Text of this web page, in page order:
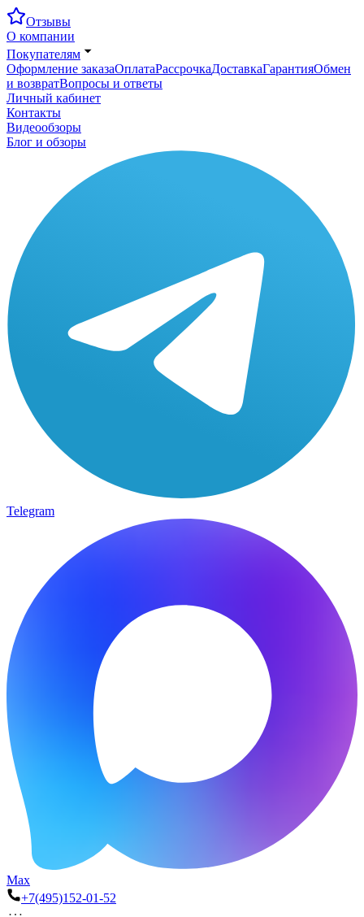
Отзывы
О компании
Покупателям
Оформление заказаОплатаРассрочкаДоставкаГарантияОбмен
и возвратВопросы и ответы
Личный кабинет
Контакты
Видеообзоры
Блог и обзоры
Telegram
Max
+7(495)152-01-52